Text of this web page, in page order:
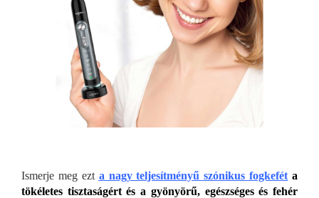
Ismerje meg ezt a nagy teljesítményű szónikus fogkefét a
tökéletes tisztaságért és a gyönyörű, egészséges és fehér